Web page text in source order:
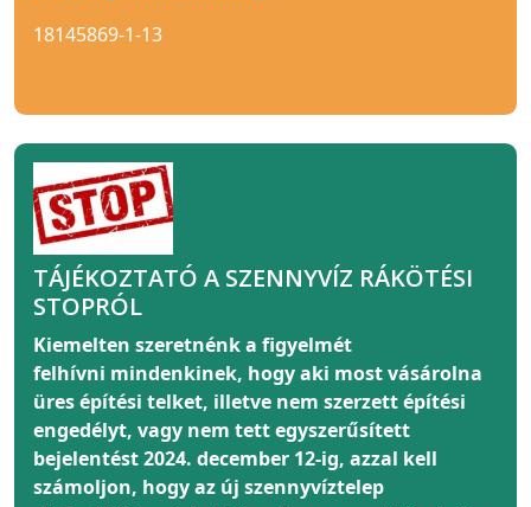
18145869-1-13
TÁJÉKOZTATÓ A SZENNYVÍZ RÁKÖTÉSI
STOPRÓL
Kiemelten szeretnénk a figyelmét
felhívni mindenkinek, hogy aki most vásárolna
üres építési telket, illetve nem szerzett építési
engedélyt, vagy nem tett egyszerűsített
bejelentést 2024. december 12-ig, azzal kell
számoljon, hogy az új szennyvíztelep